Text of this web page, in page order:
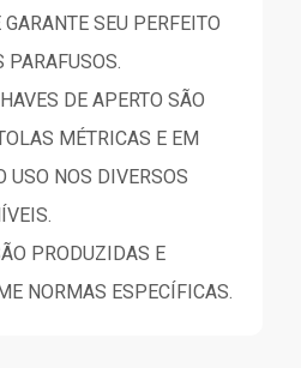
SEU PERFEITO
PARAFUSOS.
DE APERTO SÃO
MÉTRICAS E EM
USO NOS DIVERSOS
PRODUZIDAS E
NORMAS ESPECÍFICAS.